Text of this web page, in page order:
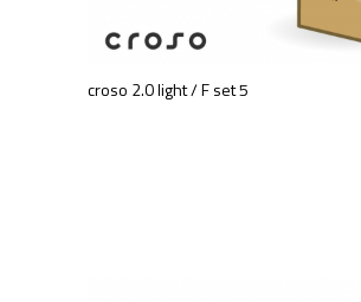
croso 2.0 light / F set 5